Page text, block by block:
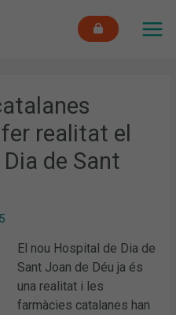
realitat el
de Sant
El nou Hospital de Dia de
Sant Joan de Déu ja és
una realitat i les
farmàcies catalanes han